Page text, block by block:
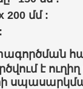
200 մմ :
է ուղիղ